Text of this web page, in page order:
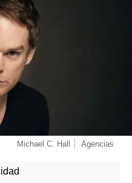
Michael C. Hall Agencias